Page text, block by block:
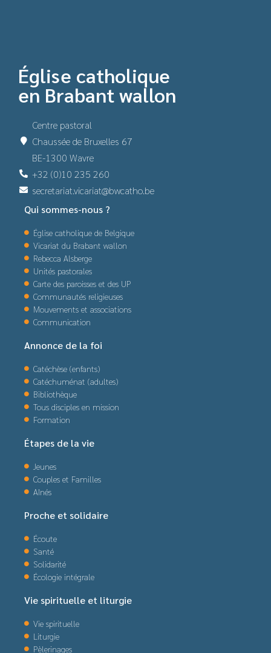
Église catholique
en Brabant wallon
Centre pastoral
Chaussée de Bruxelles 67
BE-1300 Wavre
+32 (0)10 235 260
secretariat.vicariat@bwcatho.be
Qui sommes-nous ?
Église catholique de Belgique
Vicariat du Brabant wallon
Rebecca Alsberge
Unités pastorales
Carte des paroisses et des UP
Communautés religieuses
Mouvements et associations
Communication
Annonce de la foi
Catéchèse (enfants)
Catéchuménat (adultes)
Bibliothèque
Tous disciples en mission
Formation
Étapes de la vie
Jeunes
Couples et Familles
Aînés
Proche et solidaire
Écoute
Santé
Solidarité
Écologie intégrale
Vie spirituelle et liturgie
Vie spirituelle
Liturgie
Pèlerinages